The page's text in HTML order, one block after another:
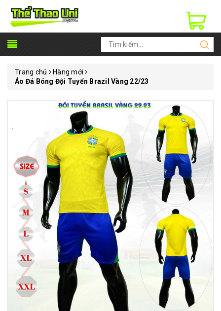
Trang chủ
Hàng mới
Áo Đá Bóng Đội Tuyển Brazil Vàng 22/23